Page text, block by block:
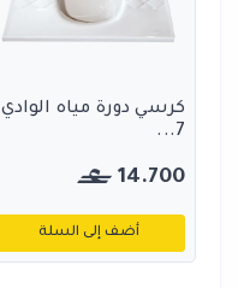
كرسي دورة مياه الوادي
7...
14.700
أضف إلى السلة